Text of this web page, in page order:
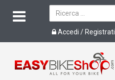
Accedi / Registrati